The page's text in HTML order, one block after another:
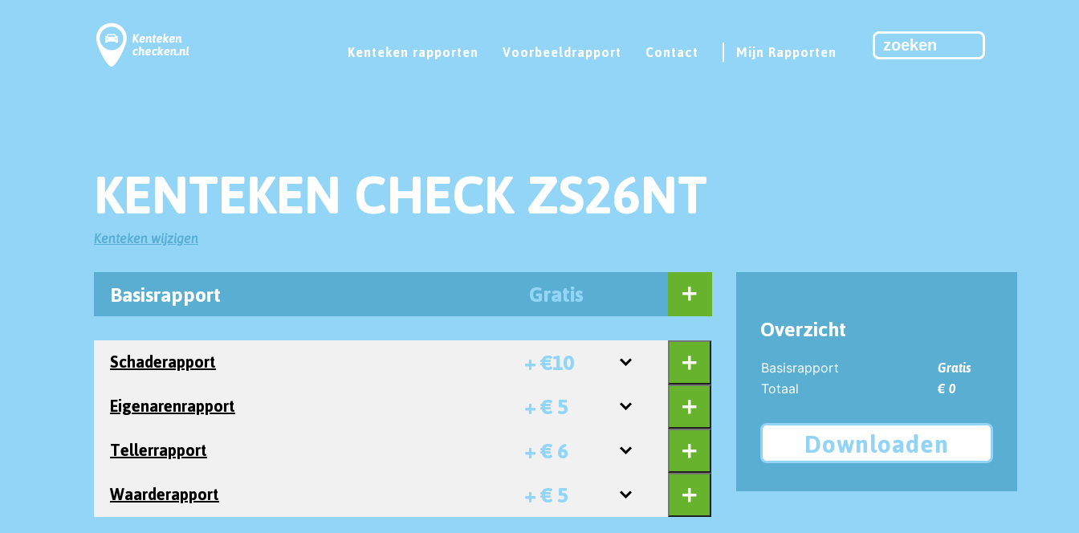
Kenteken rapporten Voorbeeldrapport Contact Mijn Rapporten
KENTEKEN CHECK ZS26NT
Kenteken wijzigen
Basisrapport Gratis
Schaderapport + €10
Eigenarenrapport + € 5
Tellerrapport + € 6
Waarderapport + € 5
Overzicht
Basisrapport
Gratis
Totaal
€ 0
Downloaden